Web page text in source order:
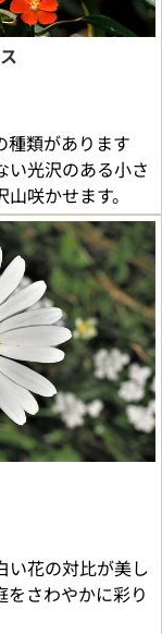
種類があります
い光沢のある小さ
咲かせます。
い花の対比が美し
をさわやかに彩り